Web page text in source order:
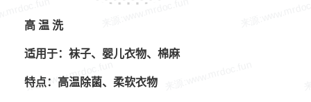
高 温 洗
适用于：袜子、婴儿衣物、棉麻
特点：高温除菌、柔软衣物